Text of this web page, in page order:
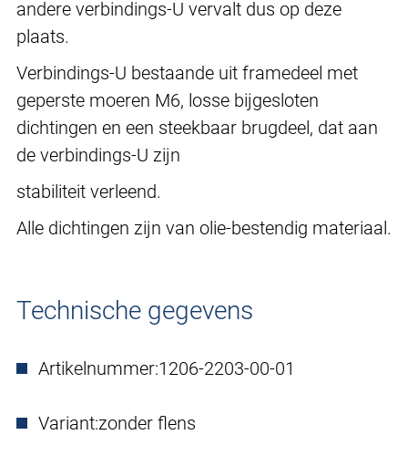
andere verbindings-U vervalt dus op deze
plaats.
Verbindings-U bestaande uit framedeel met
geperste moeren M6, losse bijgesloten
dichtingen en een steekbaar brugdeel, dat aan
de verbindings-U zijn
stabiliteit verleend.
Alle dichtingen zijn van olie-bestendig materiaal.
Technische gegevens
Artikelnummer:1206-2203-00-01
Variant:zonder flens